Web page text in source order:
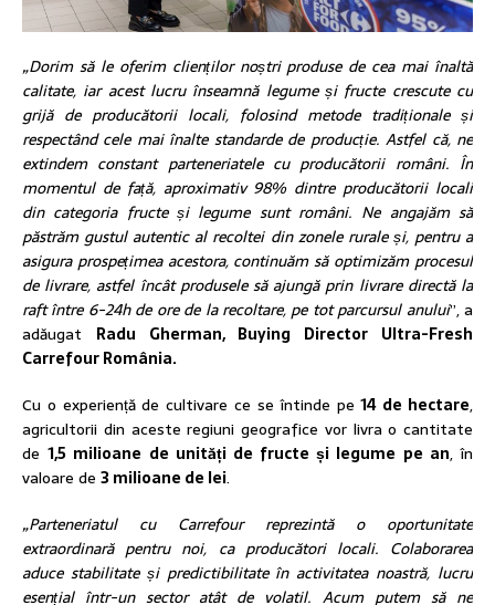
„Dorim să le oferim clienților noștri produse de cea mai înaltă
calitate, iar acest lucru înseamnă legume și fructe crescute cu
grijă de producătorii locali, folosind metode tradiționale și
respectând cele mai înalte standarde de producție. Astfel că, ne
extindem constant parteneriatele cu producătorii români. În
momentul de față, aproximativ 98% dintre producătorii locali
din categoria fructe și legume sunt români. Ne angajăm să
păstrăm gustul autentic al recoltei din zonele rurale și, pentru a
asigura prospețimea acestora, continuăm să optimizăm procesul
de livrare, astfel încât produsele să ajungăprin livrare directă la
raft între 6-24h de ore de la recoltare, pe tot parcursul anului”, a
adăugat Radu Gherman, Buying Director Ultra-Fresh
Carrefour România.
Cu o experiență de cultivare ce se întinde pe14 de hectare,
agricultorii din aceste regiuni geografice vor livra o cantitate
de1,5 milioane de unități de fructe și legume pe an, în
valoare de 3 milioane de lei.
„Parteneriatul cu Carrefour reprezintă o oportunitate
extraordinară pentru noi, ca producători locali. Colaborarea
aduce stabilitate și predictibilitate în activitatea noastră, lucru
esențial într-un sector atât de volatil. Acum putem să ne